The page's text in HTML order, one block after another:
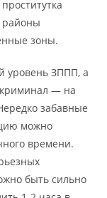
районы
зоны.
уровень ЗППП, а
— на
забавные
можно
времени.
быть сильно